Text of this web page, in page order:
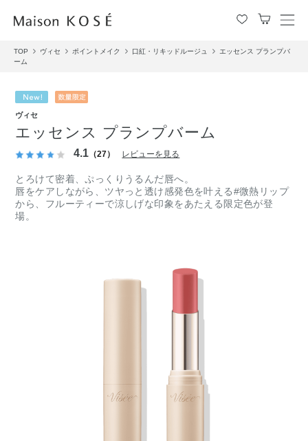
メ
ュ
TOP ヴィセ ポイントメイク 口紅・リキッドルージュ
エッセンス プランプバ
ーム
ヴィセ
エッセンス プランプバーム
4.1 （27） レビューを見る
とろけて密着、ぷっくりうるんだ唇へ。
唇をケアしながら、ツヤっと透け感発色を叶える#微熱リップ
から、フルーティーで涼しげな印象をあたえる限定色が登
場。